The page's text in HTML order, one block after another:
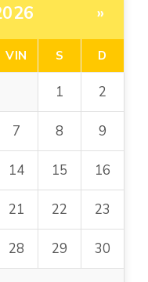
»
VIN S D
1 2
7 8 9
14 15 16
21 22 23
28 29 30